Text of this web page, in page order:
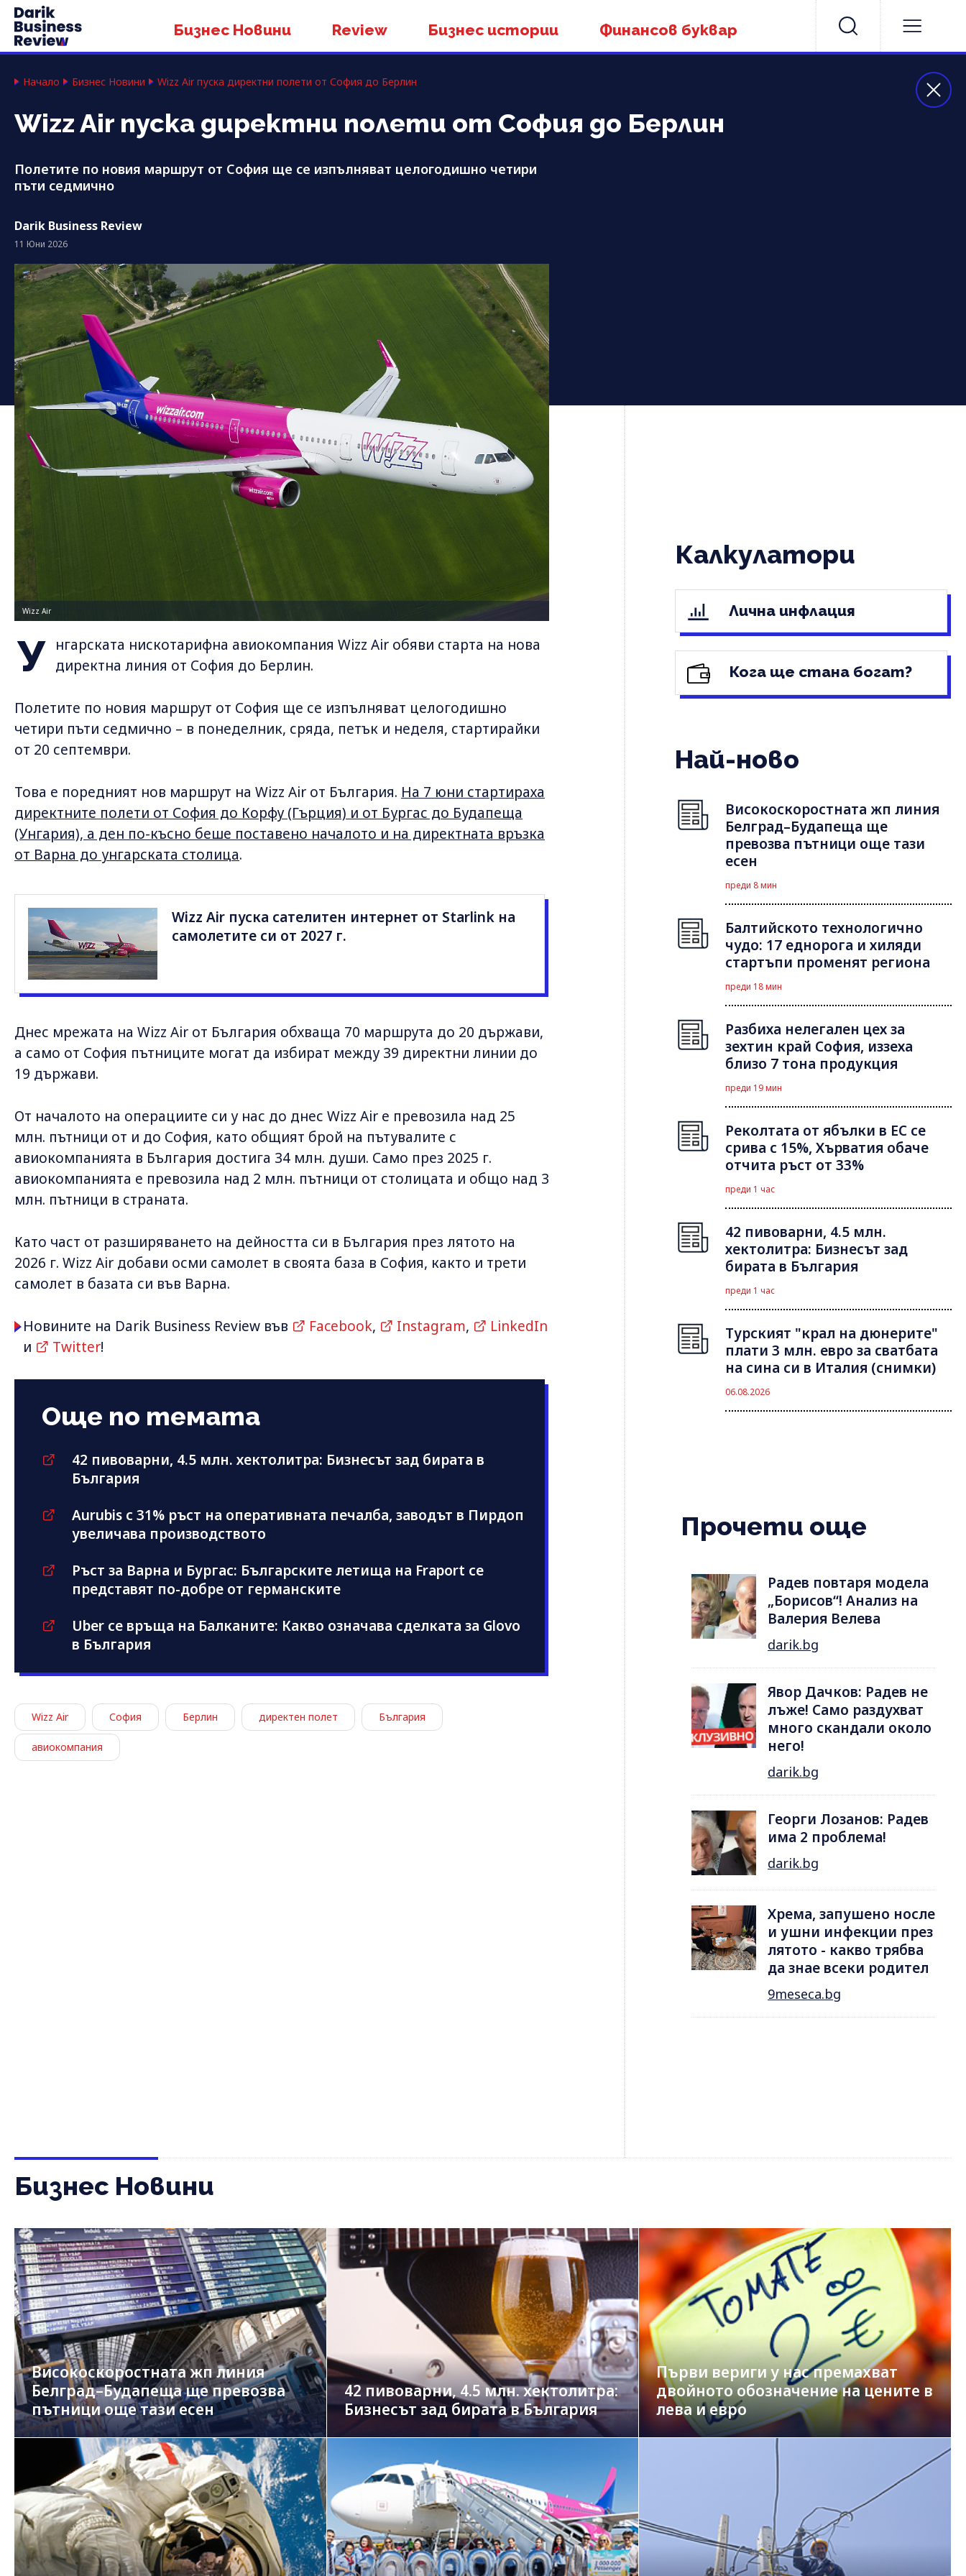
Бизнес Новини Review Бизнес истории Финансов буквар
Начало Бизнес Новини Wizz Air пуска директни полети от София до Берлин
Wizz Air пуска директни полети от София до Берлин
Полетите по новия маршрут от София ще се изпълняват целогодишно четири
пъти седмично
Darik Business Review
11 Юни 2026
Wizz Air
У
нгарската нискотарифна авиокомпания Wizz Air обяви старта на нова
директна линия от София до Берлин.
Полетите по новия маршрут от София ще се изпълняват целогодишно
четири пъти седмично – в понеделник, сряда, петък и неделя, стартирайки
от 20 септември.
Това е поредният нов маршрут на Wizz Air от България. На 7 юни стартираха
директните полети от София до Корфу (Гърция) и от Бургас до Будапеща
(Унгария), а ден по-късно беше поставено началото и на директната връзка
от Варна до унгарската столица.
Wizz Air пуска сателитен интернет от Starlink на
самолетите си от 2027 г.
Днес мрежата на Wizz Air от България обхваща 70 маршрута до 20 държави,
а само от София пътниците могат да избират между 39 директни линии до
19 държави.
От началото на операциите си у нас до днес Wizz Air е превозила над 25
млн. пътници от и до София, като общият брой на пътувалите с
авиокомпанията в България достига 34 млн. души. Само през 2025 г.
авиокомпанията е превозила над 2 млн. пътници от столицата и общо над 3
млн. пътници в страната.
Като част от разширяването на дейността си в България през лятото на
2026 г. Wizz Air добави осми самолет в своята база в София, както и трети
самолет в базата си във Варна.
Новините на Darik Business Review във Facebook, Instagram,
LinkedIn
и
Twitter!
Още по темата
42 пивоварни, 4.5 млн. хектолитра: Бизнесът зад бирата в
България
Aurubis с 31% ръст на оперативната печалба, заводът в Пирдоп
увеличава производството
Ръст за Варна и Бургас: Българските летища на Fraport се
представят по-добре от германските
Uber се връща на Балканите: Какво означава сделката за Glovo
в България
Wizz Air София Берлин директен полет България
авиокомпания
Калкулатори
Лична инфлация
Кога ще стана богат?
Най-ново
Високоскоростната жп линия
Белград–Будапеща ще
превозва пътници още тази
есен
преди 8 мин
Балтийското технологично
чудо: 17 еднорога и хиляди
стартъпи променят региона
преди 18 мин
Разбиха нелегален цех за
зехтин край София, иззеха
близо 7 тона продукция
преди 19 мин
Реколтата от ябълки в ЕС се
срива с 15%, Хърватия обаче
отчита ръст от 33%
преди 1 час
42 пивоварни, 4.5 млн.
хектолитра: Бизнесът зад
бирата в България
преди 1 час
Турският "крал на дюнерите"
плати 3 млн. евро за сватбата
на сина си в Италия (снимки)
06.08.2026
Прочети още
Радев повтаря модела
„Борисов“! Анализ на
Валерия Велева
darik.bg
Явор Дачков: Радев не
лъже! Само раздухват
много скандали около
него!
darik.bg
Георги Лозанов: Радев
има 2 проблема!
darik.bg
Хрема, запушено носле
и ушни инфекции през
лятотo - какво трябва
да знае всеки родител
9meseca.bg
Бизнес Новини
Високоскоростната жп линия
Белград–Будапеща ще превозва
пътници още тази есен
42 пивоварни, 4.5 млн. хектолитра:
Бизнесът зад бирата в България
Първи вериги у нас премахват
двойното обозначение на цените в
лева и евро